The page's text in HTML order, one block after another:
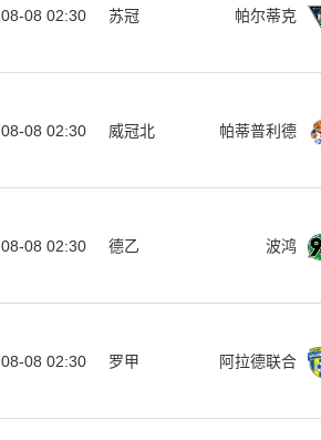
08-08 02:30 苏冠 帕尔蒂克
08-08 02:30 威冠北 帕蒂普利德
08-08 02:30 德乙 波鸿
08-08 02:30 罗甲 阿拉德联合